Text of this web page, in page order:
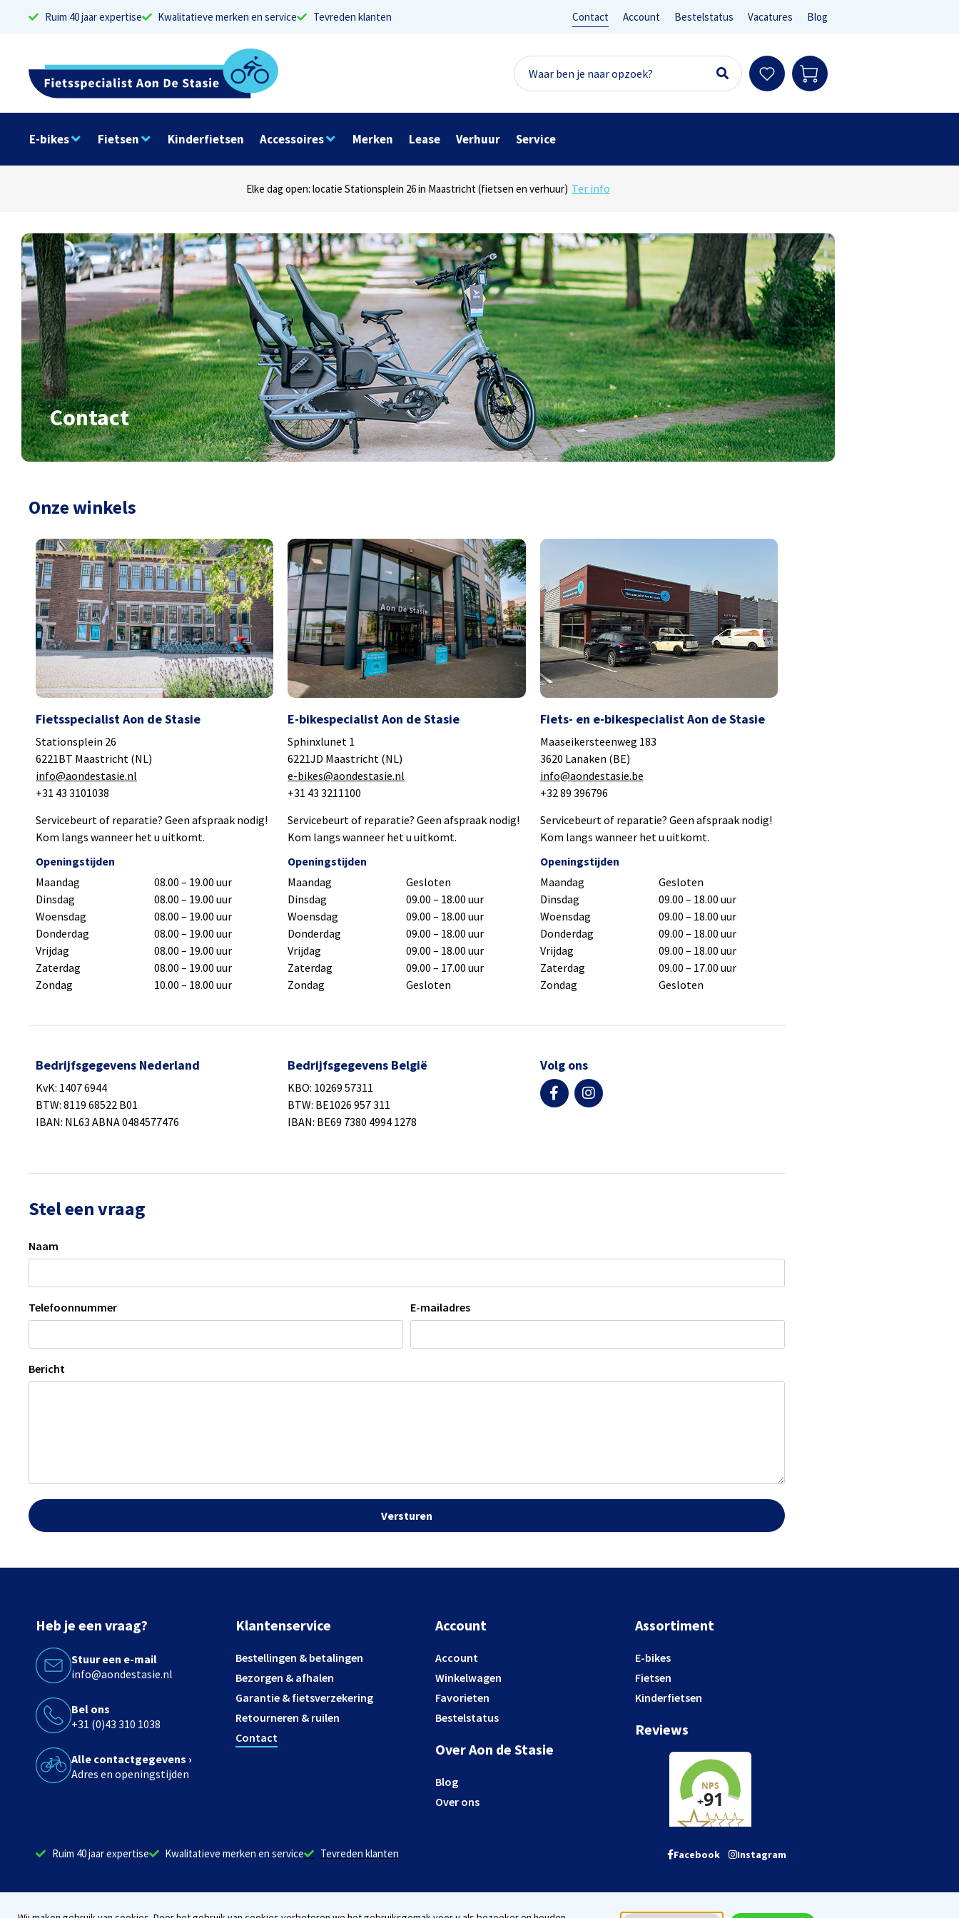
Ruim 40 jaar expertise Kwalitatieve merken en service Tevreden klanten Contact Account Bestelstatus Vacatures Blog
E-bikes Fietsen Kinderfietsen Accessoires Merken Lease Verhuur Service
Dinsdag t/m zaterdag geopen: locaties Sphinxlunet 1 in Maastricht (e-bikes) en Maaseikersteenweg 183 in Lanaken (fietsen en e-bikes)
Elke dag open: locatie Stationsplein 26 in Maastricht (fietsen en verhuur) Ter info
Onze missie? Tevreden klanten! Lees reviews
Contact
Onze winkels
Fietsspecialist Aon de Stasie
Stationsplein 26
6221BT Maastricht (NL)
info@aondestasie.nl
+31 43 3101038
Servicebeurt of reparatie? Geen afspraak nodig!
Kom langs wanneer het u uitkomt.
Openingstijden
Maandag
08.00 – 19.00 uur
Dinsdag
08.00 – 19.00 uur
Woensdag
08.00 – 19.00 uur
Donderdag
08.00 – 19.00 uur
Vrijdag
08.00 – 19.00 uur
Zaterdag
08.00 – 19.00 uur
Zondag
10.00 – 18.00 uur
E-bikespecialist Aon de Stasie
Sphinxlunet 1
6221JD Maastricht (NL)
e-bikes@aondestasie.nl
+31 43 3211100
Servicebeurt of reparatie? Geen afspraak nodig!
Kom langs wanneer het u uitkomt.
Openingstijden
Maandag
Gesloten
Dinsdag
09.00 – 18.00 uur
Woensdag
09.00 – 18.00 uur
Donderdag
09.00 – 18.00 uur
Vrijdag
09.00 – 18.00 uur
Zaterdag
09.00 – 17.00 uur
Zondag
Gesloten
Fiets- en e-bikespecialist Aon de Stasie
Maaseikersteenweg 183
3620 Lanaken (BE)
info@aondestasie.be
+32 89 396796
Servicebeurt of reparatie? Geen afspraak nodig!
Kom langs wanneer het u uitkomt.
Openingstijden
Maandag
Gesloten
Dinsdag
09.00 – 18.00 uur
Woensdag
09.00 – 18.00 uur
Donderdag
09.00 – 18.00 uur
Vrijdag
09.00 – 18.00 uur
Zaterdag
09.00 – 17.00 uur
Zondag
Gesloten
Bedrijfsgegevens Nederland
KvK: 1407 6944
BTW: 8119 68522 B01
IBAN: NL63 ABNA 0484577476
Bedrijfsgegevens België
KBO: 10269 57311
BTW: BE1026 957 311
IBAN: BE69 7380 4994 1278
Volg ons
Stel een vraag
Naam
Telefoonnummer E-mailadres
Bericht
Versturen
Heb je een vraag?
Stuur een e-mail
info@aondestasie.nl
Bel ons
+31 (0)43 310 1038
Alle contactgegevens ›
Adres en openingstijden
Klantenservice
Bestellingen & betalingen
Bezorgen & afhalen
Garantie & fietsverzekering
Retourneren & ruilen
Contact
Account
Account
Winkelwagen
Favorieten
Bestelstatus
Over Aon de Stasie
Blog
Over ons
Assortiment
E-bikes
Fietsen
Kinderfietsen
Reviews
Ruim 40 jaar expertise Kwalitatieve merken en service Tevreden klanten Facebook Instagram